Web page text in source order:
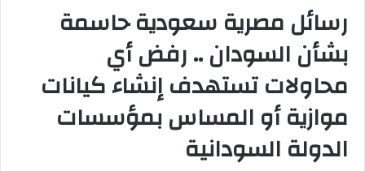
رسائل مصرية سعودية حاسمة
بشأن السودان .. رفض أي
محاولات تستهدف إنشاء كيانات
موازية أو المساس بمؤسسات
الدولة السودانية